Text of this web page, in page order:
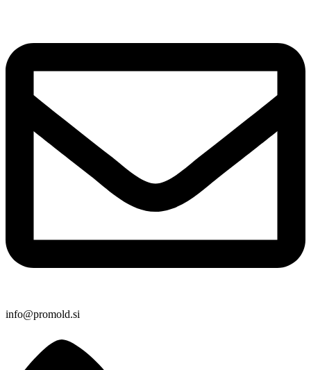
info@promold.si